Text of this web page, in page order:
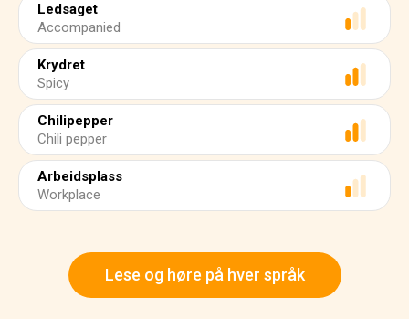
Ledsaget
Accompanied
Krydret
Spicy
Chilipepper
Chili pepper
Arbeidsplass
Workplace
Lese og høre på hver språk